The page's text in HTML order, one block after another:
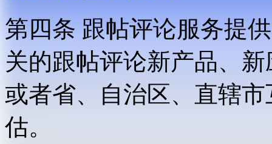
第四条 跟帖评论服务提
关的跟帖评论新产品、
或者省、自治区、直辖
估。